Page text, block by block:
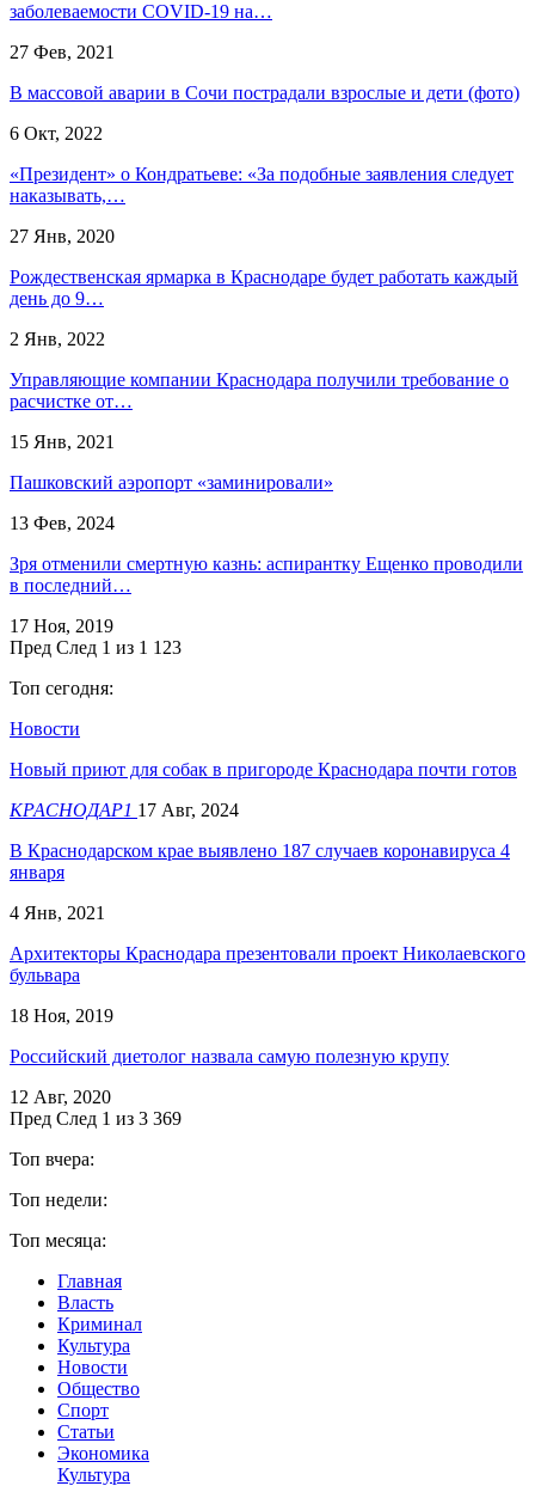
заболеваемости COVID-19 на…
27 Фев, 2021
В массовой аварии в Сочи пострадали взрослые и дети (фото)
6 Окт, 2022
«Президент» о Кондратьеве: «За подобные заявления следует
наказывать,…
27 Янв, 2020
Рождественская ярмарка в Краснодаре будет работать каждый
день до 9…
2 Янв, 2022
Управляющие компании Краснодара получили требование о
расчистке от…
15 Янв, 2021
Пашковский аэропорт «заминировали»
13 Фев, 2024
Зря отменили смертную казнь: аспирантку Ещенко проводили
в последний…
17 Ноя, 2019
Пред След 1 из 1 123
Топ сегодня:
Новости
Новый приют для собак в пригороде Краснодара почти готов
КРАСНОДАР1 17 Авг, 2024
В Краснодарском крае выявлено 187 случаев коронавируса 4
января
4 Янв, 2021
Архитекторы Краснодара презентовали проект Николаевского
бульвара
18 Ноя, 2019
Российский диетолог назвала самую полезную крупу
12 Авг, 2020
Пред След 1 из 3 369
Топ вчера:
Топ недели:
Топ месяца:
Главная
Власть
Криминал
Культура
Новости
Общество
Спорт
Статьи
Экономика
Культура